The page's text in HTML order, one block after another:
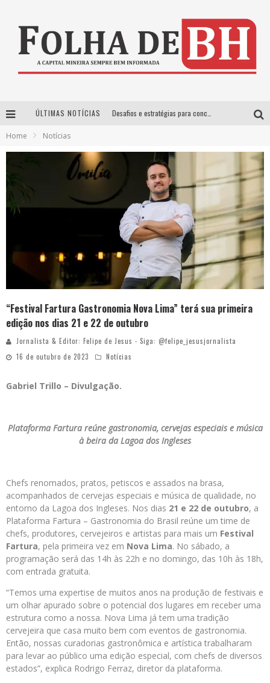
ÚLTIMAS NOTÍCIAS
Começam as vendas de ingressos para os shows de Henrique & Juliano e Nattan em BH
Home Notícias
“Festival Fartura Gastronomia Nova Lima” terá sua primeira
edição nos dias 21 e 22 de outubro
Jornalista & Editor: Felipe de Jesus - Siga: @felipe_jesusjornalista
16 de outubro de 2023
Notícias
Gabriel Trillo – Divulgação.
Plataforma Fartura reúne gastronomia, cervejas especiais e música
à beira da Lagoa dos Ingleses
Chefs renomados, pratos, petiscos e assados na brasa,
acompanhados de cervejas especiais e música de qualidade, no
entorno da Lagoa dos Ingleses. Nos dias 21 e 22 de outubro, a
Plataforma Fartura – Gastronomia do Brasil reúne um time de
chefs, produtores, cervejeiros e artistas para mais um Festival
Fartura, pela primeira vez em Nova Lima. No sábado, a
programação será das 14h às 22h e no domingo, das 10h às 18h,
com entrada gratuita.
“Temos uma expertise de muitos anos na produção de festivais e
um olhar apurado sobre o potencial dos lugares em receber uma
estrutura como a nossa. Nova Lima já tem uma tradição
cervejeira que casa muito bem com eventos de gastronomia.
Então, nossas curadorias gastronômica e artística trabalharam
para levar ao público uma edição especial, com chefs de diversos
estados”, explica Rodrigo Ferraz, diretor da plataforma.